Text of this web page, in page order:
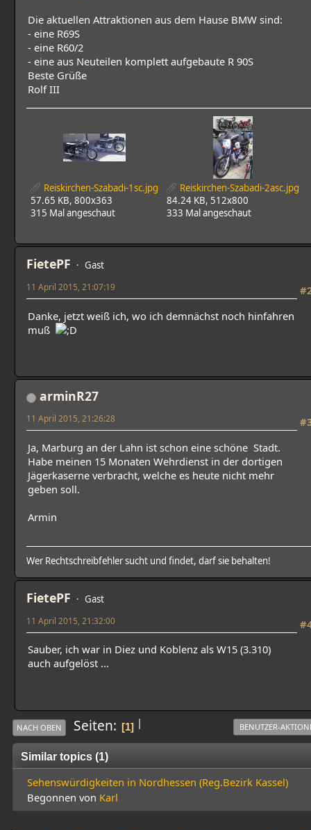
Die aktuellen Attraktionen aus dem Hause BMW sind:
- eine R69S
- eine R60/2
- eine aus Neuteilen komplett aufgebaute R 90S
Beste Grüße
Rolf III
Reiskirchen-Szabadi-1sc.jpg
57.65 KB, 800x363
315 Mal angeschaut
Reiskirchen-Szabadi-2asc.jpg
84.24 KB, 512x800
333 Mal angeschaut
FietePF Gast
11 April 2015, 21:07:19
Danke, jetzt weiß ich, wo ich demnächst noch hinfahren
muß
arminR27
11 April 2015, 21:26:28
Ja, Marburg an der Lahn ist schon eine schöne Stadt.
Habe meinen 15 Monaten Wehrdienst in der dortigen
Jägerkaserne verbracht, welche es heute nicht mehr
geben soll.
Armin
Wer Rechtschreibfehler sucht und findet, darf sie behalten!
FietePF Gast
11 April 2015, 21:32:00
Sauber, ich war in Diez und Koblenz als W15 (3.310)
auch aufgelöst ...
|
NACH OBEN Seiten 1 BENUTZER-
Similar topics (1)
Sehenswürdigkeiten in Nordhessen (Reg.Bezirk Kassel)
Begonnen von Karl